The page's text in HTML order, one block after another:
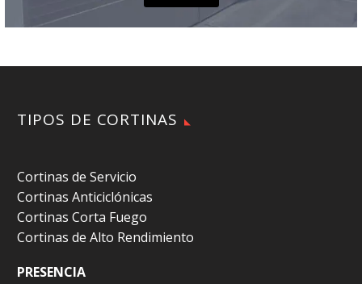
TIPOS DE CORTINAS
Cortinas de Servicio
Cortinas Anticiclónicas
Cortinas Corta Fuego
Cortinas de Alto Rendimiento
PRESENCIA